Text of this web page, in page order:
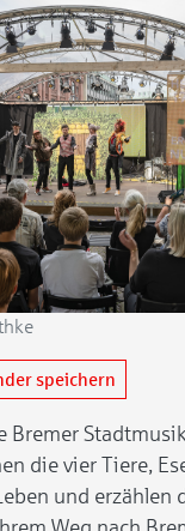
speichern
Bremer
die vier Tiere,
und erzählen